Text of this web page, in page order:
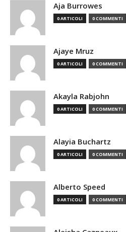
Aja Burrowes
0 ARTICOLI 0 COMMENTI
Ajaye Mruz
0 ARTICOLI 0 COMMENTI
Akayla Rabjohn
0 ARTICOLI 0 COMMENTI
Alayia Buchartz
0 ARTICOLI 0 COMMENTI
Alberto Speed
0 ARTICOLI 0 COMMENTI